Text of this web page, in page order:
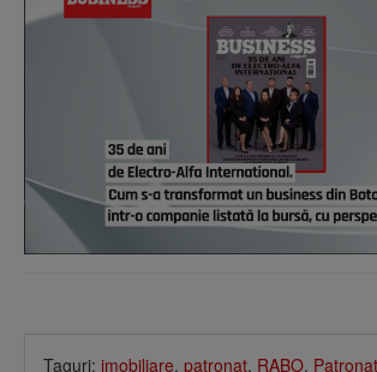
Taguri: imobiliare, patronat, RABO,